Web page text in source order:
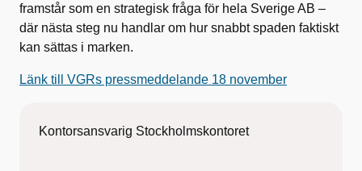
framstår som en strategisk fråga för hela Sverige AB –
där nästa steg nu handlar om hur snabbt spaden faktiskt
kan sättas i marken.
Länk till VGRs pressmeddelande 18 november
Kontorsansvarig Stockholmskontoret